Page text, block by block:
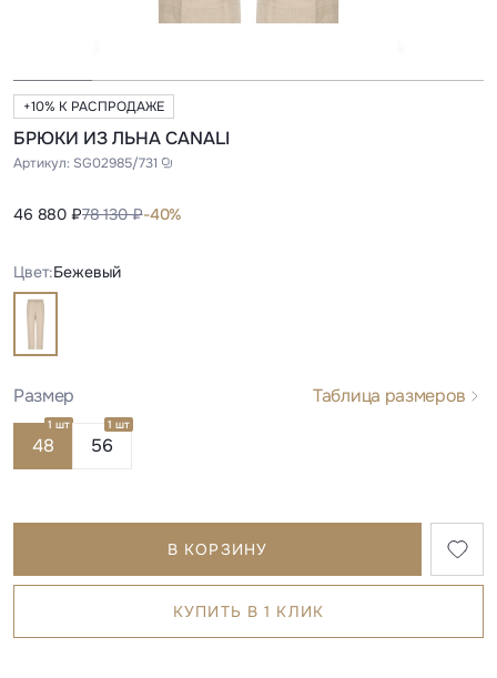
+10% К РАСПРОДАЖЕ
БРЮКИ ИЗ ЛЬНА CANALI
Артикул: SG02985/731
46 880 ₽78 130 ₽-40%
Цвет:Бежевый
Размер Таблица размеров
48
1 шт
56
1 шт
В КОРЗИНУ
КУПИТЬ В 1 КЛИК